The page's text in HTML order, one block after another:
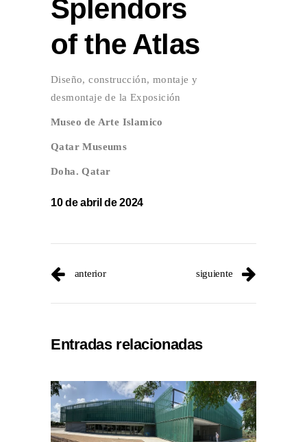
Splendors
of the Atlas
Diseño, construcción, montaje y
desmontaje de la Exposición
Museo de Arte Islamico
Qatar Museums
Doha. Qatar
10 de abril de 2024
anterior siguiente
Entradas relacionadas